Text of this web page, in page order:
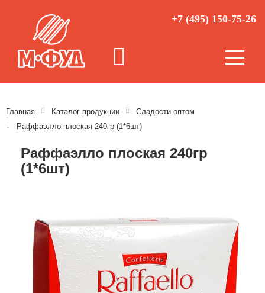
+7 (495) 150-75-26
Главная Каталог продукции
Сладости оптом
Раффаэлло плоская 240гр (1*6шт)
Раффаэлло плоская 240гр
(1*6шт)